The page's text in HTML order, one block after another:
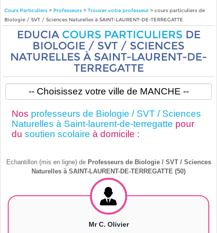
Cours Particuliers> Professeurs > Trouver votre professeur> cours particuliers de
Biologie / SVT / Sciences Naturelles à SAINT-LAURENT-DE-TERREGATTE
EDUCIA COURS PARTICULIERS DE
BIOLOGIE / SVT / SCIENCES
NATURELLES À SAINT-LAURENT-DE-
TERREGATTE
Nos professeurs de Biologie / SVT / Sciences
Naturelles à Saint-laurent-de-terregatte pour
du soutien scolaire à domicile :
Echantillon (mis en ligne) de Professeurs de Biologie / SVT / Sciences
Naturelles à SAINT-LAURENT-DE-TERREGATTE (50)
Mr C. Olivier